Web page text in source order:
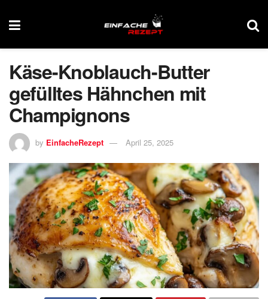
Käse-Knoblauch-Butter
gefülltes Hähnchen mit
Champignons
by EinfacheRezept April 25, 2025